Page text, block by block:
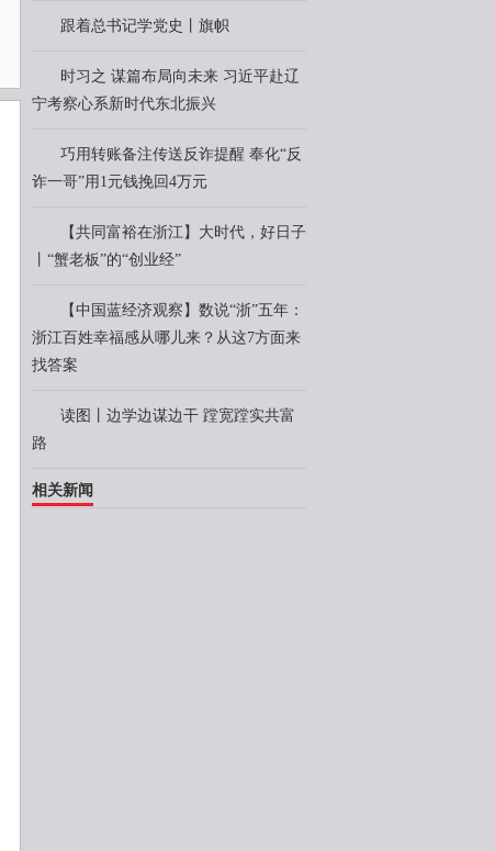
跟着总书记学党史丨旗帜
时习之 谋篇布局向未来 习近平赴辽
宁考察心系新时代东北振兴
巧用转账备注传送反诈提醒 奉化“反
诈一哥”用1元钱挽回4万元
【共同富裕在浙江】大时代，好日子
丨“蟹老板”的“创业经”
【中国蓝经济观察】数说“浙”五年：
浙江百姓幸福感从哪儿来？从这7方面来
找答案
读图丨边学边谋边干 蹚宽蹚实共富
路
相关新闻